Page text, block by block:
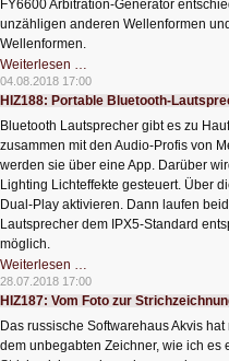
FY6600 Arbitration-Generator
unzähligen anderen Wellenformen
Wellenformen.
Weiterlesen …
Programmierbarer
Zweikanal-
Funktionsgenerator
04.08.2018 17:00
HIZ188: Portable Bluetooth-
Bluetooth Lautsprecher gibt es zu
zusammen mit den Audio-Profis von
werden sie über eine App. Darüber
Lighting Lichteffekte gesteuert. Über
Dual-Play aktivieren. Dann laufen
Lautsprecher dem IPX5-Standard
möglich.
Weiterlesen …
Portable
Bluetooth-
Lautsprecher
28.07.2018 17:00
HIZ187: Vom Foto zur
Das russische Softwarehaus Akvis
dem unbegabten Zeichner, wie ich